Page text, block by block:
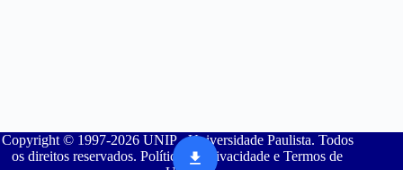
Copyright © 1997-2026 UNIP - Universidade Paulista. Todos
os direitos reservados. Política de Privacidade e Termos de